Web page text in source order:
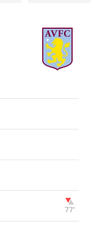
77‎’‎